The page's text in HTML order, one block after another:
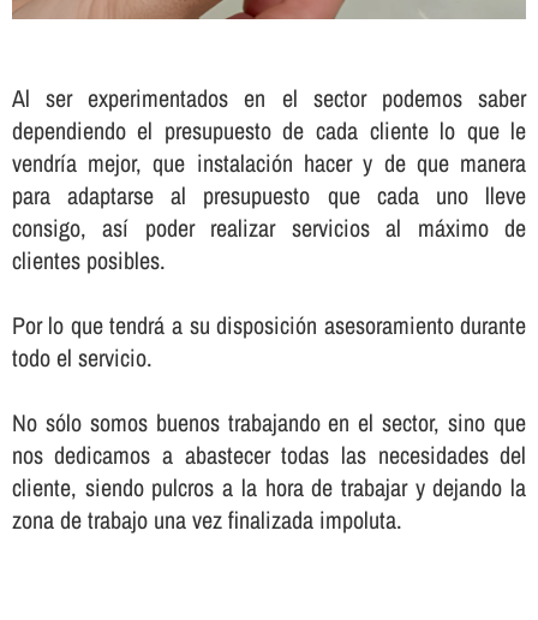
Al ser experimentados en el sector podemos saber
dependiendo el presupuesto de cada cliente lo que le
vendrí­a mejor, que instalación hacer y de que manera
para adaptarse al presupuesto que cada uno lleve
consigo, así­ poder realizar servicios al máximo de
clientes posibles.
Por lo que tendrá a su disposición asesoramiento durante
todo el servicio.
No sólo somos buenos trabajando en el sector, sino que
nos dedicamos a abastecer todas las necesidades del
cliente, siendo pulcros a la hora de trabajar y dejando la
zona de trabajo una vez finalizada impoluta.